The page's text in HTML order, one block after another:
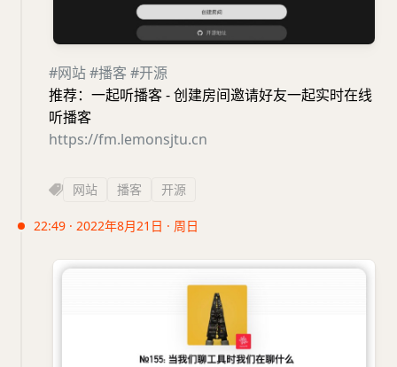
#网站#播客 #开源
推荐：一起听播客 - 创建房间邀请好友一起实时在线
听播客
https://fm.lemonsjtu.cn
网站 播客 开源
22:49 · 2022年8月21日 · 周日